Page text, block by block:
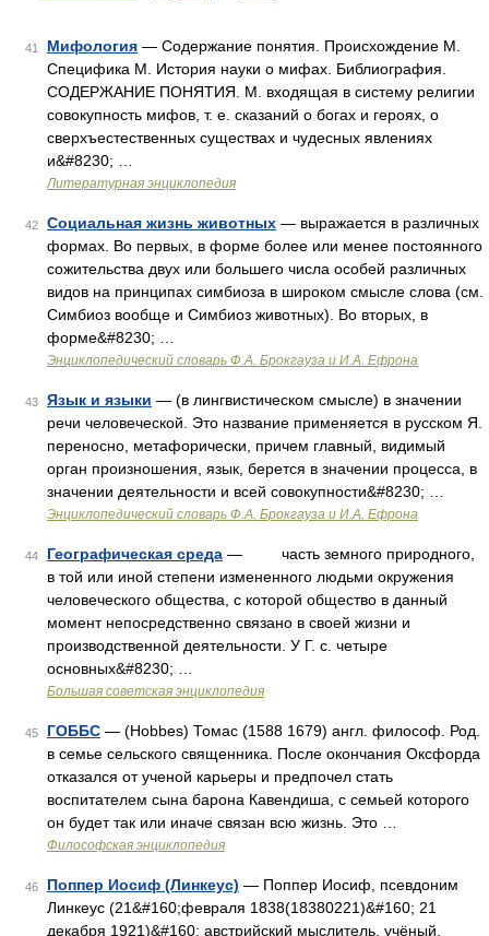
41 Мифология — Содержание понятия. Происхождение М.
Специфика М. История науки о мифах. Библиография.
СОДЕРЖАНИЕ ПОНЯТИЯ. М. входящая в систему религии
совокупность мифов, т. е. сказаний о богах и героях, о
сверхъестественных существах и чудесных явлениях
и&#8230; …
Литературная энциклопедия
42 Социальная жизнь животных — выражается в различных
формах. Во первых, в форме более или менее постоянного
сожительства двух или большего числа особей различных
видов на принципах симбиоза в широком смысле слова (см.
Симбиоз вообще и Симбиоз животных). Во вторых, в
форме&#8230; …
Энциклопедический словарь Ф.А. Брокгауза и И.А. Ефрона
43 Язык и языки — (в лингвистическом смысле) в значении
речи человеческой. Это название применяется в русском Я.
переносно, метафорически, причем главный, видимый
орган произношения, язык, берется в значении процесса, в
значении деятельности и всей совокупности&#8230; …
Энциклопедический словарь Ф.А. Брокгауза и И.А. Ефрона
44 Географическая среда — часть земного природного,
в той или иной степени измененного людьми окружения
человеческого общества, с которой общество в данный
момент непосредственно связано в своей жизни и
производственной деятельности. У Г. с. четыре
основных&#8230; …
Большая советская энциклопедия
45 ГОББС — (Hobbes) Томас (1588 1679) англ. философ. Род.
в семье сельского священника. После окончания Оксфорда
отказался от ученой карьеры и предпочел стать
воспитателем сына барона Кавендиша, с семьей которого
он будет так или иначе связан всю жизнь. Это …
Философская энциклопедия
46 Поппер Иосиф (Линкеус) — Поппер Иосиф, псевдоним
Линкеус (21&#160;февраля 1838(18380221)&#160; 21
декабря 1921)&#160; австрийский мыслитель, учёный,